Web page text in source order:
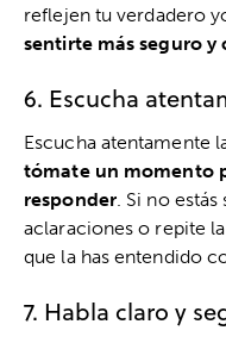
reflejen tu verdadero
sentirte más seguro y
6. Escucha
Escucha atentamente
tómate un momento
responder. Si no
aclaraciones o repite
que la has entendido
7. Habla claro y